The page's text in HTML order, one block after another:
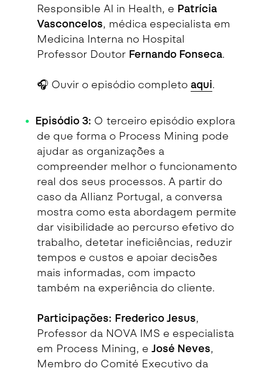
Responsible AI in Health, e Patrícia
Vasconcelos, médica especialista em
Medicina Interna no Hospital
Professor Doutor Fernando Fonseca.
🎧 Ouvir o episódio completo aqui.
Episódio 3: O terceiro episódio explora
de que forma o Process Mining pode
ajudar as organizações a
compreender melhor o funcionamento
real dos seus processos. A partir do
caso da Allianz Portugal, a conversa
mostra como esta abordagem permite
dar visibilidade ao percurso efetivo do
trabalho, detetar ineficiências, reduzir
tempos e custos e apoiar decisões
mais informadas, com impacto
também na experiência do cliente.
Participações: Frederico Jesus,
Professor da NOVA IMS e especialista
em Process Mining, e José Neves,
Membro do Comité Executivo da